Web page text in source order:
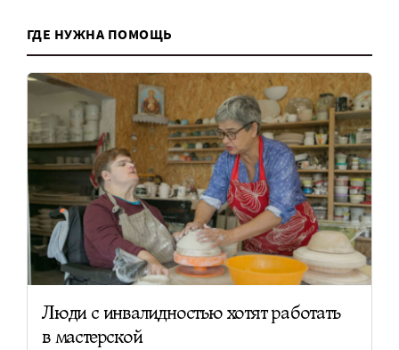
ГДЕ НУЖНА ПОМОЩЬ
Люди с инвалидностью хотят работать
в мастерской